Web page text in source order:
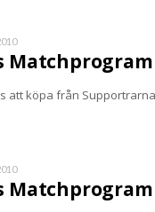
att köpa från